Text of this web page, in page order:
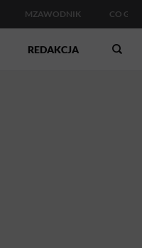
MZAWODNIK CO
REDAKCJA